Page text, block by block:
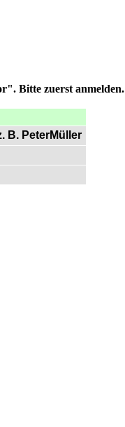
Bitte zuerst anmelden.
B. PeterMüller